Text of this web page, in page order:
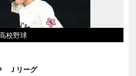
校野球
Ｊリーグ